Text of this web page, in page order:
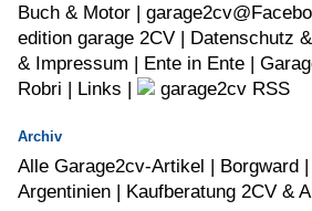
Buch & Motor|
edition garage 2CV | Datenschutz
& Impressum | Ente in Ente |
Robri | Links | garage2cv RSS
Archiv
Alle Garage2cv-Artikel | Borgward|
Argentinien| Kaufberatung 2CV &